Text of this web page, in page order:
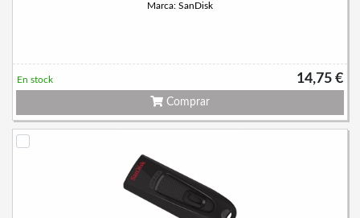
Marca: SanDisk
14,75 €
En stock
Comprar